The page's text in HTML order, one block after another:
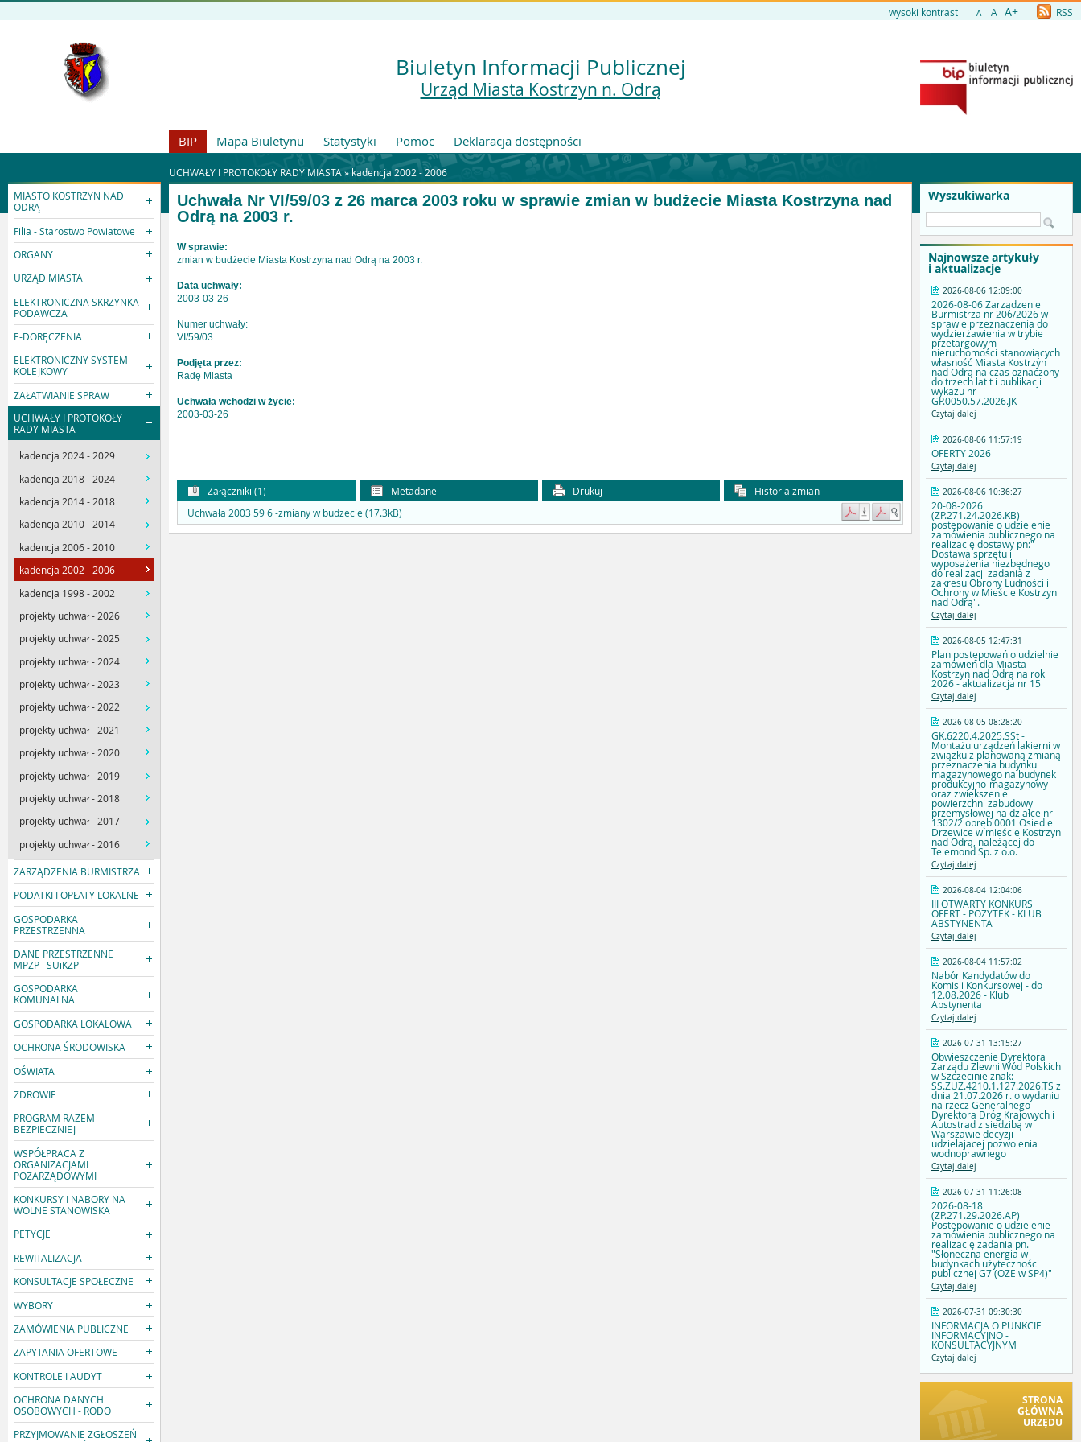
wysoki kontrast A- A A+ RSS
Biuletyn Informacji Publicznej
Urząd Miasta Kostrzyn n. Odrą
BIP Mapa Biuletynu Statystyki Pomoc Deklaracja dostępności
UCHWAŁY I PROTOKOŁY RADY MIASTA » kadencja 2002 - 2006
MIASTO KOSTRZYN NAD
ODRĄ
Filia - Starostwo Powiatowe
ORGANY
URZĄD MIASTA
ELEKTRONICZNA SKRZYNKA
PODAWCZA
E-DORĘCZENIA
ELEKTRONICZNY SYSTEM
KOLEJKOWY
ZAŁATWIANIE SPRAW
UCHWAŁY I PROTOKOŁY
RADY MIASTA
kadencja 2024 - 2029
kadencja 2018 - 2024
kadencja 2014 - 2018
kadencja 2010 - 2014
kadencja 2006 - 2010
kadencja 2002 - 2006
kadencja 1998 - 2002
projekty uchwał - 2026
projekty uchwał - 2025
projekty uchwał - 2024
projekty uchwał - 2023
projekty uchwał - 2022
projekty uchwał - 2021
projekty uchwał - 2020
projekty uchwał - 2019
projekty uchwał - 2018
projekty uchwał - 2017
projekty uchwał - 2016
ZARZĄDZENIA BURMISTRZA
PODATKI I OPŁATY LOKALNE
GOSPODARKA
PRZESTRZENNA
DANE PRZESTRZENNE
MPZP i SUiKZP
GOSPODARKA
KOMUNALNA
GOSPODARKA LOKALOWA
OCHRONA ŚRODOWISKA
OŚWIATA
ZDROWIE
PROGRAM RAZEM
BEZPIECZNIEJ
WSPÓŁPRACA Z
ORGANIZACJAMI
POZARZĄDOWYMI
KONKURSY I NABORY NA
WOLNE STANOWISKA
PETYCJE
REWITALIZACJA
KONSULTACJE SPOŁECZNE
WYBORY
ZAMÓWIENIA PUBLICZNE
ZAPYTANIA OFERTOWE
KONTROLE I AUDYT
OCHRONA DANYCH
OSOBOWYCH - RODO
PRZYJMOWANIE ZGŁOSZEŃ
Wyszukiwarka
Najnowsze artykuły
i aktualizacje
2026-08-06 12:09:00
2026-08-06 Zarządzenie
Burmistrza nr 206/2026 w
sprawie przeznaczenia do
wydzierżawienia w trybie
przetargowym
nieruchomości stanowiących
własność Miasta Kostrzyn
nad Odrą na czas oznaczony
do trzech lat t i publikacji
wykazu nr
GP.0050.57.2026.JK
Czytaj dalej
2026-08-06 11:57:19
OFERTY 2026
Czytaj dalej
2026-08-06 10:36:27
20-08-2026
(ZP.271.24.2026.KB)
postępowanie o udzielenie
zamówienia publicznego na
realizację dostawy pn:"
Dostawa sprzętu i
wyposażenia niezbędnego
do realizacji zadania z
zakresu Obrony Ludności i
Ochrony w Mieście Kostrzyn
nad Odrą".
Czytaj dalej
2026-08-05 12:47:31
Plan postępowań o udzielnie
zamówień dla Miasta
Kostrzyn nad Odrą na rok
2026 - aktualizacja nr 15
Czytaj dalej
2026-08-05 08:28:20
GK.6220.4.2025.SSt -
Montażu urządzeń lakierni w
związku z planowaną zmianą
przeznaczenia budynku
magazynowego na budynek
produkcyjno-magazynowy
oraz zwiększenie
powierzchni zabudowy
przemysłowej na działce nr
1302/2 obręb 0001 Osiedle
Drzewice w mieście Kostrzyn
nad Odrą, należącej do
Telemond Sp. z o.o.
Czytaj dalej
2026-08-04 12:04:06
III OTWARTY KONKURS
OFERT - POŻYTEK - KLUB
ABSTYNENTA
Czytaj dalej
2026-08-04 11:57:02
Nabór Kandydatów do
Komisji Konkursowej - do
12.08.2026 - Klub
Abstynenta
Czytaj dalej
2026-07-31 13:15:27
Obwieszczenie Dyrektora
Zarządu Zlewni Wód Polskich
w Szczecinie znak:
SS.ZUZ.4210.1.127.2026.TS z
dnia 21.07.2026 r. o wydaniu
na rzecz Generalnego
Dyrektora Dróg Krajowych i
Autostrad z siedzibą w
Warszawie decyzji
udzielajacej pozwolenia
wodnoprawnego
Czytaj dalej
2026-07-31 11:26:08
2026-08-18
(ZP.271.29.2026.AP)
Postępowanie o udzielenie
zamówienia publicznego na
realizację zadania pn.
"Słoneczna energia w
budynkach użyteczności
publicznej G7 (OZE w SP4)"
Czytaj dalej
2026-07-31 09:30:30
INFORMACJA O PUNKCIE
INFORMACYJNO -
KONSULTACYJNYM
Czytaj dalej
STRONA
GŁÓWNA
URZĘDU
Uchwała Nr VI/59/03 z 26 marca 2003 roku w sprawie zmian w budżecie Miasta Kostrzyna nad
Odrą na 2003 r.
W sprawie:
zmian w budżecie Miasta Kostrzyna nad Odrą na 2003 r.
Data uchwały:
2003-03-26
Numer uchwały:
VI/59/03
Podjęta przez:
Radę Miasta
Uchwała wchodzi w życie:
2003-03-26
Załączniki (1) Metadane Drukuj
Historia zmian
Uchwała 2003 59 6 -zmiany w budzecie (17.3kB)